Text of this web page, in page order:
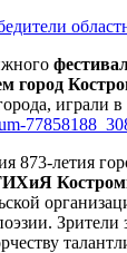
город
играли
873-летия